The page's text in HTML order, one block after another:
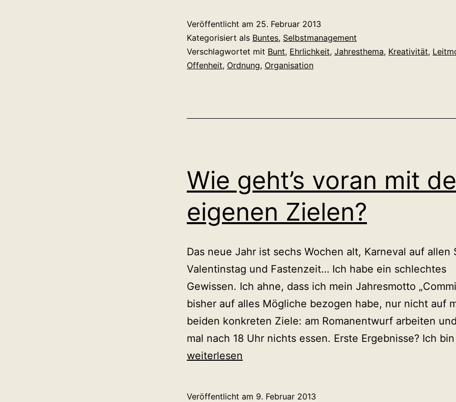
„Commitment“
Veröffentlicht am 25. Februar 2013
Kategorisiert als Buntes, Selbstmanagement
Verschlagwortet mit Bunt, Ehrlichkeit, Jahresthema, Kreativität,
Offenheit, Ordnung, Organisation
Wie geht’s voran mit
eigenen Zielen?
Das neue Jahr ist sechs Wochen alt, Karneval auf allen
Valentinstag und Fastenzeit… Ich habe ein schlechtes
Gewissen. Ich ahne, dass ich mein Jahresmotto
bisher auf alles Mögliche bezogen habe, nur nicht auf
beiden konkreten Ziele: am Romanentwurf arbeiten
mal nach 18 Uhr nichts essen. Erste Ergebnisse? Ich
weiterlesen
Veröffentlicht am 9. Februar 2013